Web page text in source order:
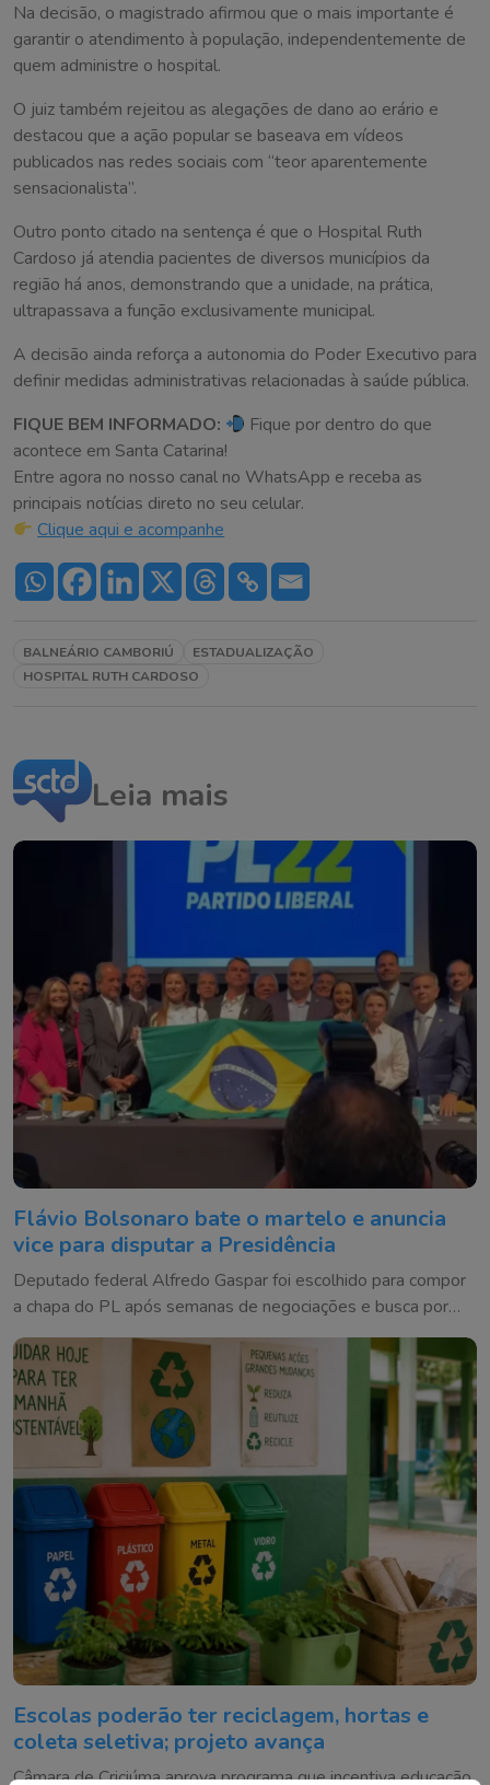
Na decisão, o magistrado afirmou que o mais importante é
garantir o atendimento à população, independentemente de
quem administre o hospital.
O juiz também rejeitou as alegações de dano ao erário e
destacou que a ação popular se baseava em vídeos
publicados nas redes sociais com “teor aparentemente
sensacionalista”.
Outro ponto citado na sentença é que o Hospital Ruth
Cardoso já atendia pacientes de diversos municípios da
região há anos, demonstrando que a unidade, na prática,
ultrapassava a função exclusivamente municipal.
A decisão ainda reforça a autonomia do Poder Executivo para
definir medidas administrativas relacionadas à saúde pública.
FIQUE BEM INFORMADO:
Fique por dentro do que
acontece em Santa Catarina!
Entre agora no nosso canal no WhatsApp e receba as
principais notícias direto no seu celular.
Clique aqui e acompanhe
BALNEÁRIO CAMBORIÚ
ESTADUALIZAÇÃO
HOSPITAL RUTH CARDOSO
Leia mais
Flávio Bolsonaro bate o martelo e anuncia
vice para disputar a Presidência
Deputado federal Alfredo Gaspar foi escolhido para compor
a chapa do PL após semanas de negociações e busca por
alianças
Escolas poderão ter reciclagem, hortas e
coleta seletiva; projeto avança
Câmara de Criciúma aprova programa que incentiva educação